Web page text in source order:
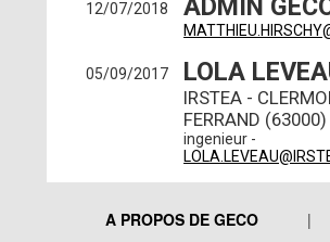
12/07/2018 ADMIN
05/09/2017 LOLA
IRSTEA -
FERRAND (63000)
ingenieur -
A PROPOS DE GECO